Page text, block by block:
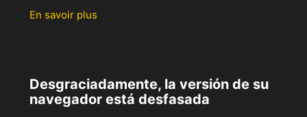
En savoir plus
Desgraciadamente, la versión de su
navegador está desfasada